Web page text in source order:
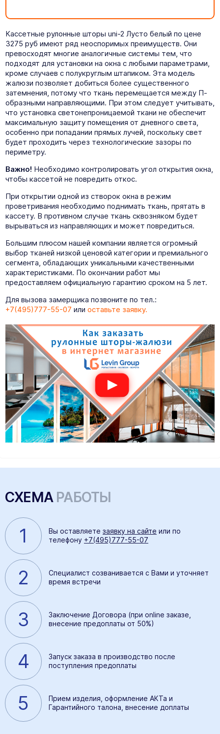
Кассетные рулонные шторы uni-2 Лусто белый по цене
3275 руб имеют ряд неоспоримых преимуществ. Они
превосходят многие аналогичные системы тем, что
подходят для установки на окна с любыми параметрами,
кроме случаев с полукруглым штапиком. Эта модель
жалюзи позволяет добиться более существенного
затемнения, потому что ткань перемещается между П-
образными направляющими. При этом следует учитывать,
что установка светонепроницаемой ткани не обеспечит
максимальную защиту помещения от дневного света,
особенно при попадании прямых лучей, поскольку свет
будет проходить через технологические зазоры по
периметру.
Важно! Необходимо контролировать угол открытия окна,
чтобы кассетой не повредить откос.
При открытии одной из створок окна в режим
проветривания необходимо поднимать ткань, прятать в
кассету. В противном случае ткань сквозняком будет
вырываться из направляющих и может повредиться.
Большим плюсом нашей компании является огромный
выбор тканей низкой ценовой категории и премиального
сегмента, обладающих уникальными качественными
характеристиками. По окончании работ мы
предоставляем официальную гарантию сроком на 5 лет.
Для вызова замерщика позвоните по тел.:
+7(495)777-55-07 или оставьте заявку.
СХЕМА РАБОТЫ
1 Вы оставляете заявку на сайте или по
телефону +7(495)777-55-07
2
Специалист созванивается с Вами и уточняет
время встречи
3
Заключение Договора (при online заказе,
внесение предоплаты от 50%)
4
Запуск заказа в производство после
поступления предоплаты
5
Прием изделия, оформление АКТа и
Гарантийного талона, внесение доплаты